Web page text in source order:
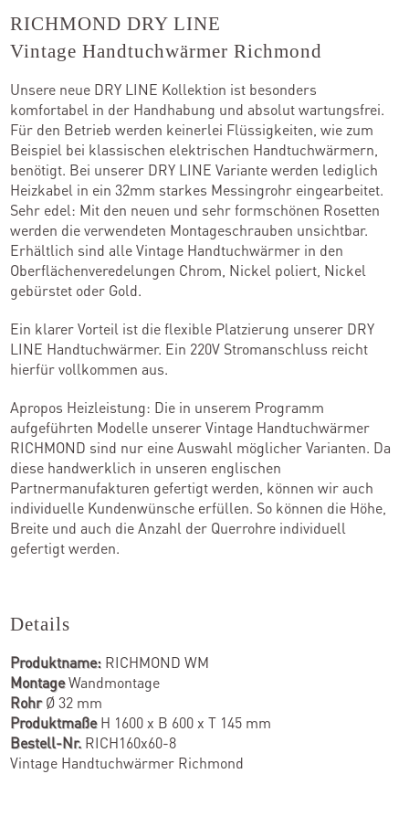
RICHMOND DRY LINE
Vintage Handtuchwärmer Richmond
Unsere neue DRY LINE Kollektion ist besonders
komfortabel in der Handhabung und absolut wartungsfrei.
Für den Betrieb werden keinerlei Flüssigkeiten, wie zum
Beispiel bei klassischen elektrischen Handtuchwärmern,
benötigt. Bei unserer DRY LINE Variante werden lediglich
Heizkabel in ein 32mm starkes Messingrohr eingearbeitet.
Sehr edel: Mit den neuen und sehr formschönen Rosetten
werden die verwendeten Montageschrauben unsichtbar.
Erhältlich sind alle Vintage Handtuchwärmer in den
Oberflächenveredelungen Chrom, Nickel poliert, Nickel
gebürstet oder Gold.
Ein klarer Vorteil ist die flexible Platzierung unserer DRY
LINE Handtuchwärmer. Ein 220V Stromanschluss reicht
hierfür vollkommen aus.
Apropos Heizleistung: Die in unserem Programm
aufgeführten Modelle unserer Vintage Handtuchwärmer
RICHMOND sind nur eine Auswahl möglicher Varianten. Da
diese handwerklich in unseren englischen
Partnermanufakturen gefertigt werden, können wir auch
individuelle Kundenwünsche erfüllen. So können die Höhe,
Breite und auch die Anzahl der Querrohre individuell
gefertigt werden.
Details
Produktname: RICHMOND WM
MontageWandmontage
RohrØ 32 mm
ProduktmaßeH 1600 x B 600 x T 145 mm
Bestell-Nr.RICH160x60-8
Vintage Handtuchwärmer Richmond